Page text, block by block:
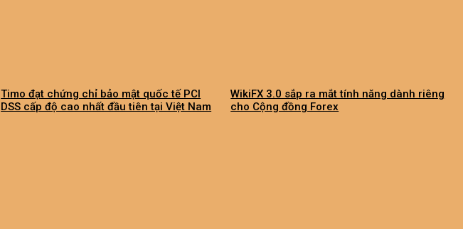
Timo đạt chứng chỉ bảo mật quốc tế PCI
DSS cấp độ cao nhất đầu tiên tại Việt Nam
WikiFX 3.0 sắp ra mắt tính năng dành riêng
cho Cộng đồng Forex